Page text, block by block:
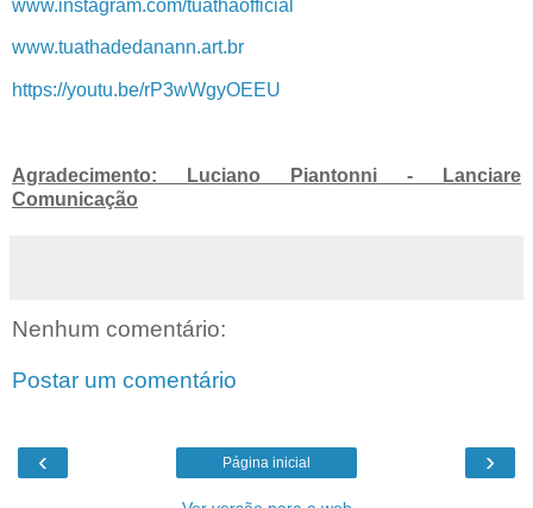
www.instagram.com/tuathaofficial
www.tuathadedanann.art.br
https://youtu.be/rP3wWgyOEEU
Agradecimento: Luciano Piantonni - Lanciare
Comunicação
Nenhum comentário:
Postar um comentário
‹ ›
Página inicial